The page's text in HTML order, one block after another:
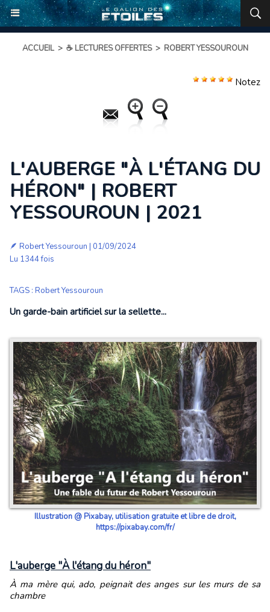
ACCUEIL > ☕ LECTURES OFFERTES > ROBERT YESSOUROUN
Notez
L'AUBERGE "À L'ÉTANG DU
HÉRON" | ROBERT
YESSOUROUN | 2021
🪶 Robert Yessouroun | 01/09/2024
Lu 1344 fois
TAGS : Robert Yessouroun
Un garde-bain artificiel sur la sellette...
Illustration @ Pixabay, utilisation gratuite et libre de droit,
https://pixabay.com/fr/
L'auberge "À l'étang du héron"
À ma mère qui, ado, peignait des anges sur les murs de sa
chambre